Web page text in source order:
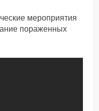
мероприятия
пораженных